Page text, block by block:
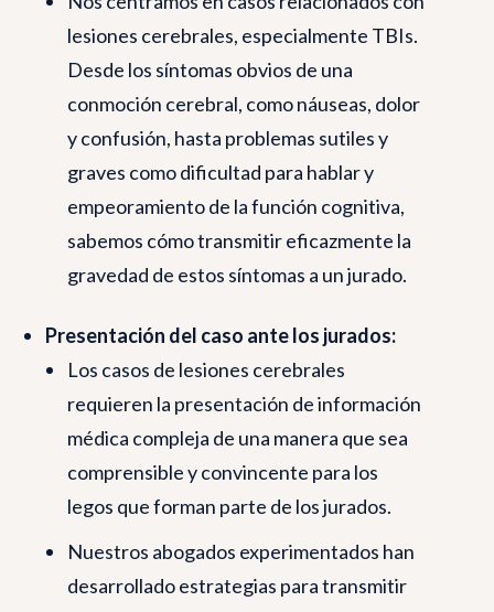
lesiones cerebrales, especialmente TBIs.
Desde los síntomas obvios de una
conmoción cerebral, como náuseas, dolor
y confusión, hasta problemas sutiles y
graves como dificultad para hablar y
empeoramiento de la función cognitiva,
sabemos cómo transmitir eficazmente la
gravedad de estos síntomas a un jurado.
Presentación del caso ante los jurados:
Los casos de lesiones cerebrales
requieren la presentación de información
médica compleja de una manera que sea
comprensible y convincente para los
legos que forman parte de los jurados.
Nuestros abogados experimentados han
desarrollado estrategias para transmitir